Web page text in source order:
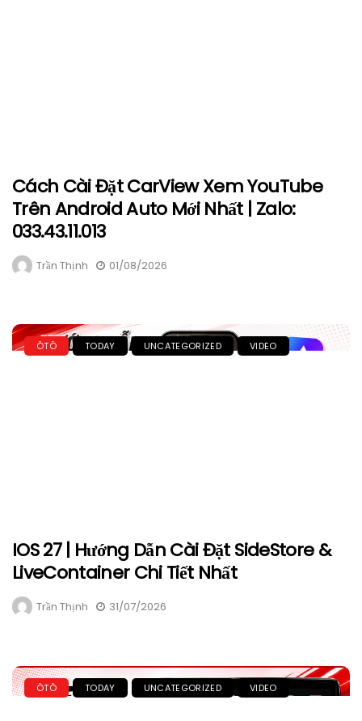
Cách Cài Đặt CarView Xem YouTube
Trên Android Auto Mới Nhất | Zalo:
033.43.11.013
Trần Thịnh 01/08/2026
ÔTÔ TODAY UNCATEGORIZED VIDEO
IOS 27 | Hướng Dẫn Cài Đặt SideStore &
LiveContainer Chi Tiết Nhất
Trần Thịnh 31/07/2026
ÔTÔ TODAY UNCATEGORIZED VIDEO